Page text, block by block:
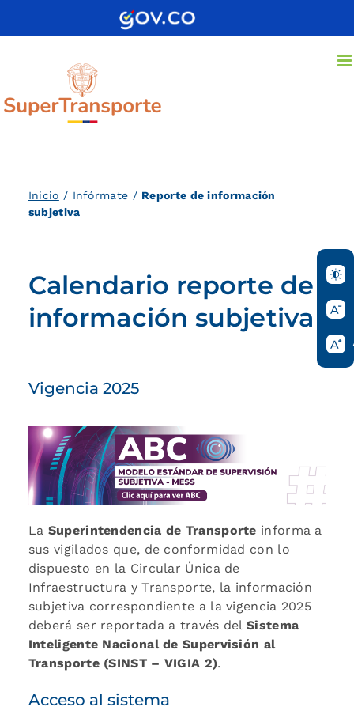
Inicio / Infórmate / Reporte de información
subjetiva
Calendario reporte de
información subjetiva
Vigencia 2025
La Superintendencia de Transporte informa a
sus vigilados que, de conformidad con lo
dispuesto en la Circular Única de
Infraestructura y Transporte, la información
subjetiva correspondiente a la vigencia 2025
deberá ser reportada a través delSistema
Inteligente Nacional de Supervisión al
Transporte (SINST – VIGIA 2).
Acceso al sistema